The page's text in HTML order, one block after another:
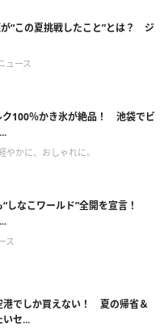
“この夏挑戦したこと”とは？ ジ
ュース
ク100％かき氷が絶品！ 池袋でビ
やかに、おしゃれに。
“しなこワールド”全開を宣言！
ス
港でしか買えない！ 夏の帰省＆
いセ...